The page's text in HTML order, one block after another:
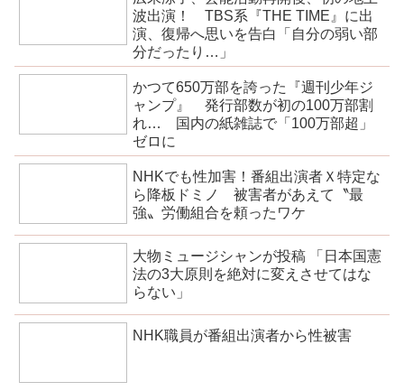
波出演！ TBS系『THE TIME』に出
演、復帰へ思いを告白「自分の弱い部
分だったり…」
かつて650万部を誇った『週刊少年ジ
ャンプ』 発行部数が初の100万部割
れ… 国内の紙雑誌で「100万部超」
ゼロに
NHKでも性加害！番組出演者Ｘ特定な
ら降板ドミノ 被害者があえて〝最
強〟労働組合を頼ったワケ
大物ミュージシャンが投稿 「日本国憲
法の3大原則を絶対に変えさせてはな
らない」
NHK職員が番組出演者から性被害